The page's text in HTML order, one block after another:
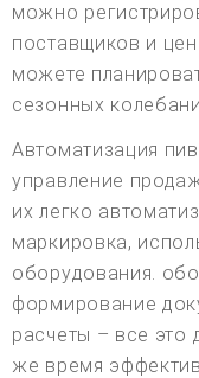
можно
поставщиков и
можете
сезонных
Автоматизация
управление
их легко
маркировка,
оборудования.
формирование
расчеты – все это
же время